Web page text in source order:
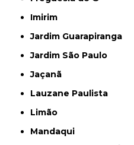
Imirim
Jardim Guarapiranga
Jardim São Paulo
Jaçanã
Lauzane Paulista
Limão
Mandaqui